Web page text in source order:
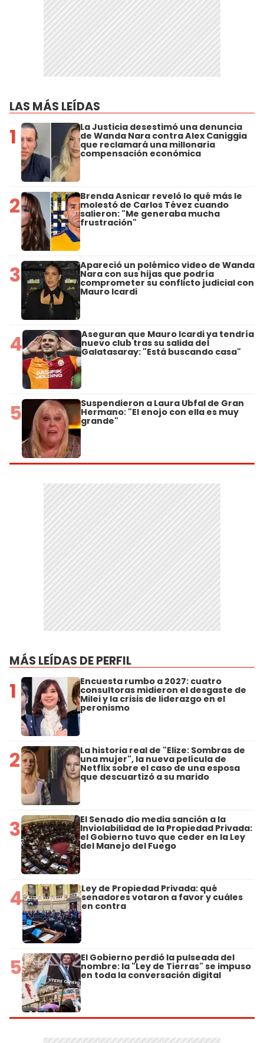
LAS MÁS LEÍDAS
1 La Justicia desestimó una denuncia
de Wanda Nara contra Alex Caniggia
que reclamará una millonaria
compensación económica
2 Brenda Asnicar reveló lo qué más le
molestó de Carlos Tévez cuando
salieron: "Me generaba mucha
frustración"
3 Apareció un polémico video de Wanda
Nara con sus hijas que podría
comprometer su conflicto judicial con
Mauro Icardi
4 Aseguran que Mauro Icardi ya tendría
nuevo club tras su salida del
Galatasaray: "Está buscando casa"
5 Suspendieron a Laura Ubfal de Gran
Hermano: "El enojo con ella es muy
grande"
MÁS LEÍDAS DE PERFIL
1 Encuesta rumbo a 2027: cuatro
consultoras midieron el desgaste de
Milei y la crisis de liderazgo en el
peronismo
2 La historia real de "Elize: Sombras de
una mujer", la nueva película de
Netflix sobre el caso de una esposa
que descuartizó a su marido
3 El Senado dio media sanción a la
Inviolabilidad de la Propiedad Privada:
el Gobierno tuvo que ceder en la Ley
del Manejo del Fuego
4 Ley de Propiedad Privada: qué
senadores votaron a favor y cuáles
en contra
5 El Gobierno perdió la pulseada del
nombre: la "Ley de Tierras" se impuso
en toda la conversación digital